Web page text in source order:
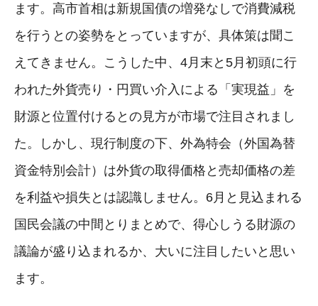
ます。高市首相は新規国債の増発なしで消費減税
を行うとの姿勢をとっていますが、具体策は聞こ
えてきません。こうした中、4月末と5月初頭に行
われた外貨売り・円買い介入による「実現益」を
財源と位置付けるとの見方が市場で注目されまし
た。しかし、現行制度の下、外為特会（外国為替
資金特別会計）は外貨の取得価格と売却価格の差
を利益や損失とは認識しません。6月と見込まれる
国民会議の中間とりまとめで、得心しうる財源の
議論が盛り込まれるか、大いに注目したいと思い
ます。